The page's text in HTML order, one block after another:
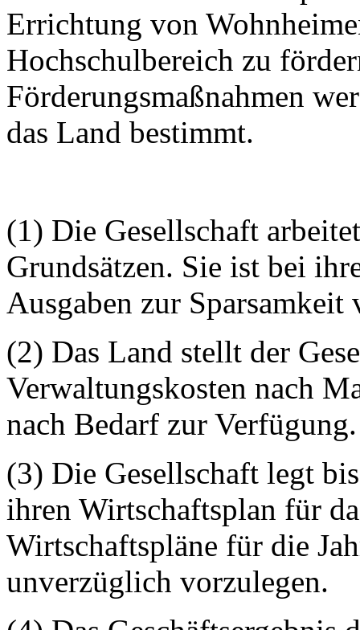
Errichtung von
Hochschulbereich zu
Förderungsmaßnahmen
das Land bestimmt.
(1) Die Gesellschaft
Grundsätzen. Sie ist bei
Ausgaben zur
(2) Das Land stellt der
Verwaltungskosten nach
nach Bedarf zur Verfügung.
(3) Die Gesellschaft legt
ihren Wirtschaftsplan für
Wirtschaftspläne für die
unverzüglich vorzulegen.